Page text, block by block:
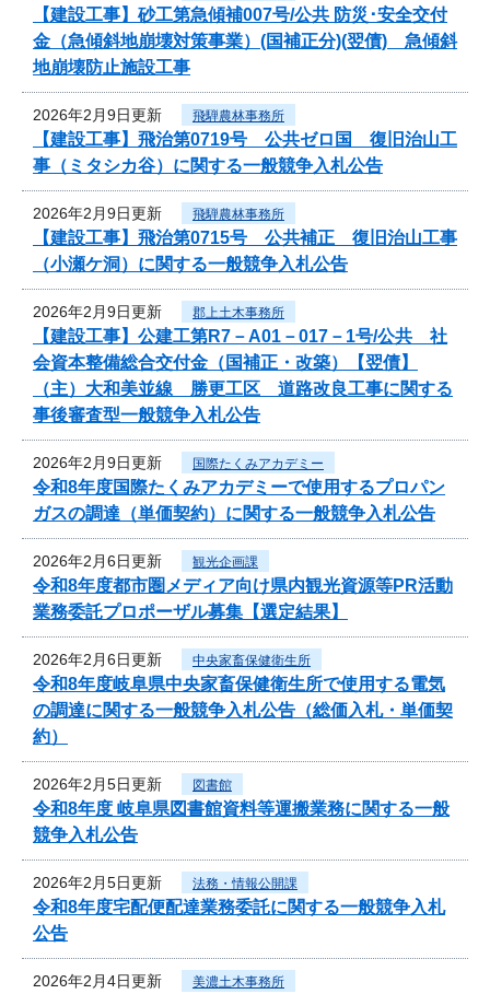
【建設工事】砂工第急傾補007号/公共 防災･安全交付
金（急傾斜地崩壊対策事業）(国補正分)(翌債) 急傾斜
地崩壊防止施設工事
2026年2月9日更新 飛騨農林事務所
【建設工事】飛治第0719号 公共ゼロ国 復旧治山工
事（ミタシカ谷）に関する一般競争入札公告
2026年2月9日更新 飛騨農林事務所
【建設工事】飛治第0715号 公共補正 復旧治山工事
（小瀬ケ洞）に関する一般競争入札公告
2026年2月9日更新 郡上土木事務所
【建設工事】公建工第R7－A01－017－1号/公共 社
会資本整備総合交付金（国補正・改築）【翌債】
（主）大和美並線 勝更工区 道路改良工事に関する
事後審査型一般競争入札公告
2026年2月9日更新 国際たくみアカデミー
令和8年度国際たくみアカデミーで使用するプロパン
ガスの調達（単価契約）に関する一般競争入札公告
2026年2月6日更新 観光企画課
令和8年度都市圏メディア向け県内観光資源等PR活動
業務委託プロポーザル募集【選定結果】
2026年2月6日更新 中央家畜保健衛生所
令和8年度岐阜県中央家畜保健衛生所で使用する電気
の調達に関する一般競争入札公告（総価入札・単価契
約）
2026年2月5日更新 図書館
令和8年度 岐阜県図書館資料等運搬業務に関する一般
競争入札公告
2026年2月5日更新 法務・情報公開課
令和8年度宅配便配達業務委託に関する一般競争入札
公告
2026年2月4日更新 美濃土木事務所